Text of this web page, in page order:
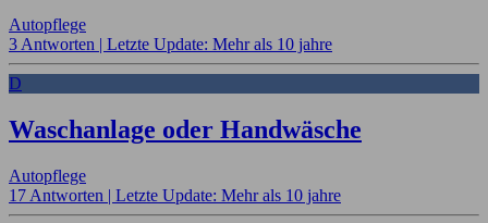
Autopflege
3 Antworten | Letzte Update: Mehr als 10 jahre
D
Waschanlage oder Handwäsche
Autopflege
17 Antworten | Letzte Update: Mehr als 10 jahre